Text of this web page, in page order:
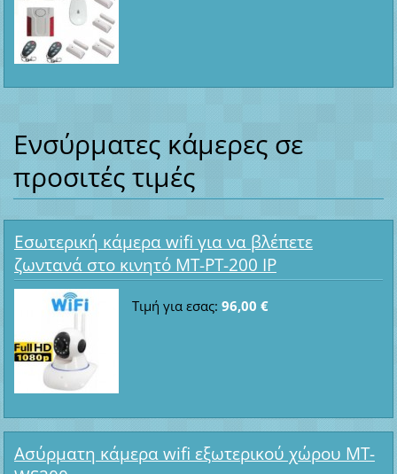
Ενσύρματες κάμερες σε
προσιτές τιμές
Εσωτερική κάμερα wifi για να βλέπετε
ζωντανά στο κινητό MT-PT-200 IP
Τιμή για εσας: 96,00 €
Ασύρματη κάμερα wifi εξωτερικού χώρου MT-